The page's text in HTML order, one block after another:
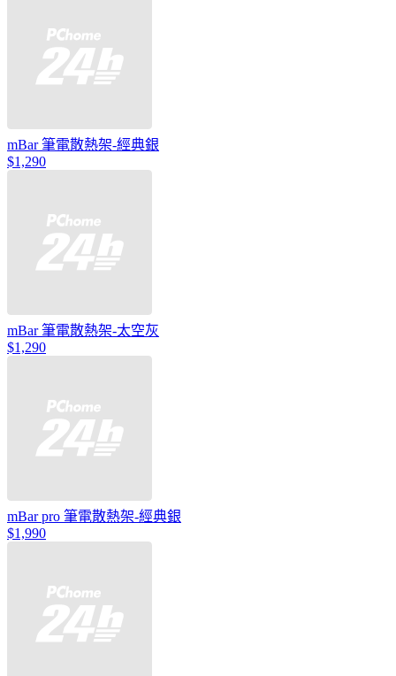
mBar 筆電散熱架-經典銀
$1,290
mBar 筆電散熱架-太空灰
$1,290
mBar pro 筆電散熱架-經典銀
$1,990